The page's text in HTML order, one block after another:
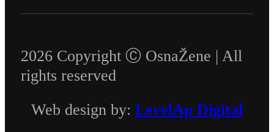
2026 Copyright Ⓒ OsnaŽene | All
rights reserved
Web design by: LevelAp Digital